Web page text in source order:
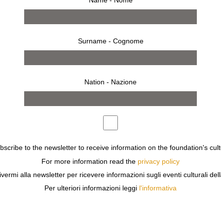
SOZZANI PRESENTAJUNK – ARMADI PIENI
, UN
SERIE È CO-PRODOTTA DA
,
PERSONE E DEGLI ECOSISTEMI CHE NE
Surname - Cognome
Nation - Nazione
to the newsletter to receive information on the foundation's
For more information read the privacy policy
alla newsletter per ricevere informazioni sugli eventi culturali
Per ulteriori informazioni leggi l'informativa